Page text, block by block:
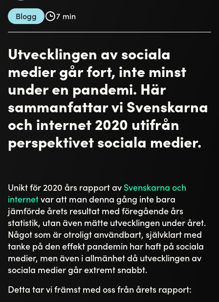
Blogg 7 min
Utvecklingen av sociala
medier går fort, inte minst
under en pandemi. Här
sammanfattar vi Svenskarna
och internet 2020 utifrån
perspektivet sociala medier.
Unikt för 2020 års rapport av Svenskarna och
internetvar att man denna gång inte bara
jämförde årets resultat med föregående års
statistik, utan även mätte utvecklingen under året.
Något som är otroligt användbart, självklart med
tanke på den effekt pandemin har haft på sociala
medier, men även i allmänhet då utvecklingen av
sociala medier går extremt snabbt.
Detta tar vi främst med oss från årets rapport: